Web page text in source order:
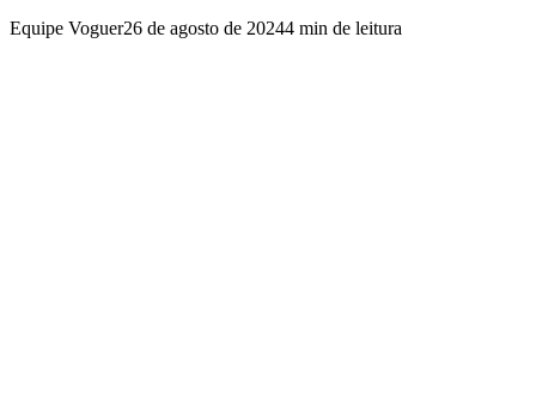
Equipe Voguer26 de agosto de 20244 min de leitura